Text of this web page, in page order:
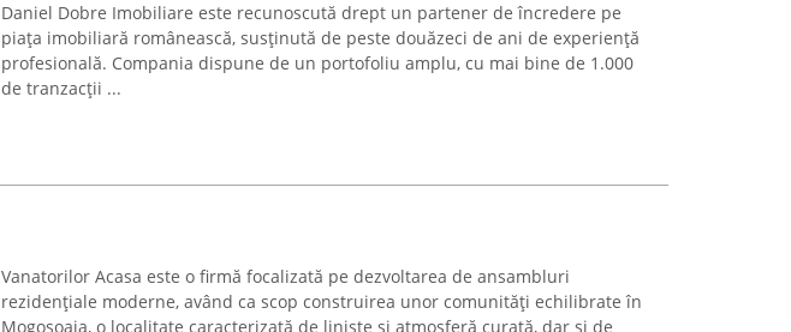
Daniel Dobre Imobiliare este recunoscută drept un partener de încredere pe
piața imobiliară românească, susținută de peste douăzeci de ani de experiență
profesională. Compania dispune de un portofoliu amplu, cu mai bine de 1.000
de tranzacții ...
Vanatorilor Acasa este o firmă focalizată pe dezvoltarea de ansambluri
rezidențiale moderne, având ca scop construirea unor comunități echilibrate în
Mogoșoaia, o localitate caracterizată de liniște și atmosferă curată, dar și de